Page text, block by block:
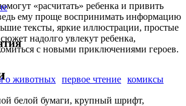
«расчитать» ребенка и привить
ему проще воспринимать информацию
тексты, яркие иллюстрации, простые
надолго увлекут ребенка,
с новыми приключениями героев.
белой бумаги, крупный шрифт,
о животных первое чтение комиксы